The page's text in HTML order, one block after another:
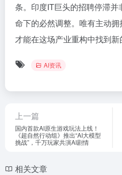
条。印度IT巨头的招聘停滞
命下的必然调整。唯有主动拥
才能在这场产业重构中找到新
AI资讯
上一篇
国内首款AI原生游戏玩法上线！
《超自然行动组》推出“AI大模型
挑战”，千万玩家共演AI剧情
相关文章